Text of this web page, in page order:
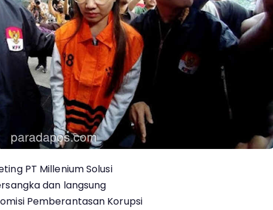
PT Millenium Solusi
dan langsung
Pemberantasan Korupsi